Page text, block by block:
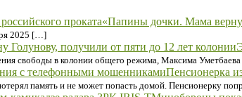
«Папины дочки. Мама
2025 […]
свободы в колонии общего режима, Максима
Пенсионерка
память и не может попасть домой. Пенсионерку